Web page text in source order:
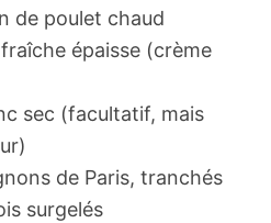
de poulet chaud
épaisse (crème
sec (facultatif, mais
de Paris, tranchés
surgelés